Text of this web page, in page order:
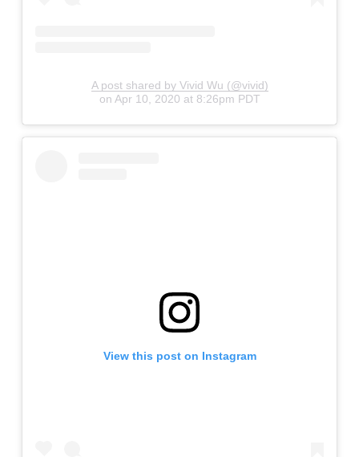
A post shared by Vivid Wu (@vivid)
on Apr 10, 2020 at 8:26pm PDT
View this post on Instagram